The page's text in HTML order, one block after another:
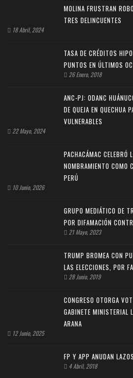
MOLINA FRUSTRAN
TRES DELINCUENTES
18 Abril, 2024
TASA DE CRÉDITOS
PUNTOS EN ÚLTIMOS
26 Enero, 2018
ANC-PJ: ODANC
DE QUEJA EN QUECHUA
VULNERABLES
22 Mayo, 2024
PACHACÁMAC CELEBRÓ
NOMBRAMIENTO COMO
PERÚ
10 Junio, 2026
GRUPO MEDIÁTICO DE
POR DIFAMACIÓN
21 Mayo, 2023
TRUMP BROMEA CON
LAS ELECCIONES, POR
28 Junio, 2019
CONGRESO OTORGA
GABINETE MINISTERIAL
ARANA
12 Junio, 2025
FP Y APP ANUDAN LAZOS
4 Abril, 2018